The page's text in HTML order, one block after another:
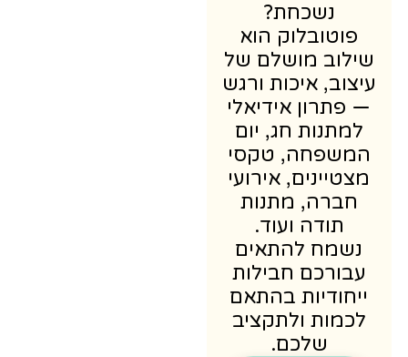
נשכחת?
פוטובלוק הוא
מושלם של
איכות ורגש
פתרון אידיאלי
למתנות חג, יום
טקסי
אירועי
חברה, מתנות
תודה ועוד.
נשמח להתאים
עבורכם חבילות
בהתאם
לכמות ולתקציב
שלכם.